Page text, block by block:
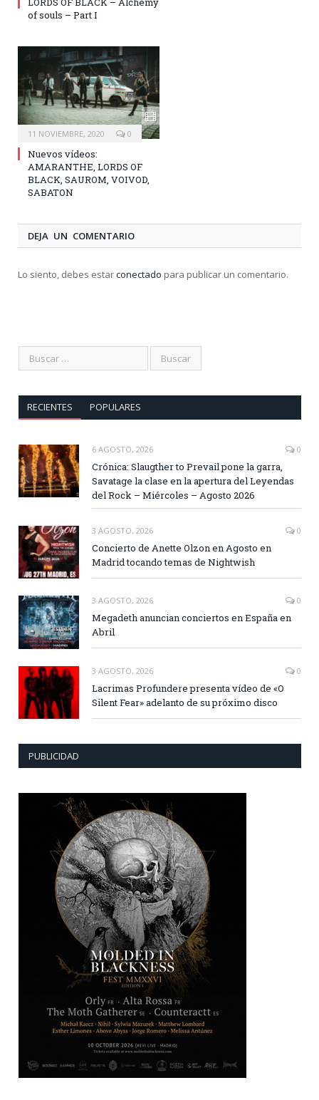
of souls – Part I
11 NOVIEMBRE, 2020 0
Nuevos vídeos:
AMARANTHE, LORDS OF
BLACK, SAUROM, VOIVOD,
SABATON
DEJA UN COMENTARIO
Lo siento, debes estarconectado para publicar un comentario.
RECIENTES POPULARES
6 AGOSTO, 2026 0
Crónica: Slaugther to Prevail pone la garra,
Savatage la clase en la apertura del Leyendas
del Rock – Miércoles – Agosto 2026
3 AGOSTO, 2026 0
Concierto de Anette Olzon en Agosto en
Madrid tocando temas de Nightwish
3 AGOSTO, 2026 0
Megadeth anuncian conciertos en España en
Abril
3 AGOSTO, 2026 0
Lacrimas Profundere presenta vídeo de «O
Silent Fear» adelanto de su próximo disco
PUBLICIDAD